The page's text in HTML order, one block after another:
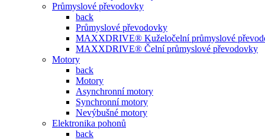
Průmyslové převodovky
back
Průmyslové převodovky
MAXXDRIVE® Kuželočelní průmyslové
MAXXDRIVE® Čelní průmyslové převodovky
Motory
back
Motory
Asynchronní motory
Synchronní motory
Nevýbušné motory
Elektronika pohonů
back